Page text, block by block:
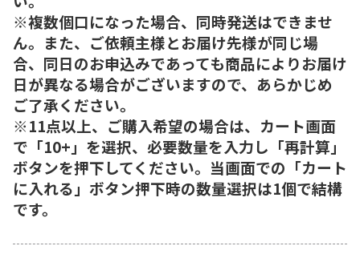
※複数個口になった場合、同時発送はできませ
ん。また、ご依頼主様とお届け先様が同じ場
合、同日のお申込みであっても商品によりお届け
日が異なる場合がございますので、あらかじめ
ご了承ください。
※11点以上、ご購入希望の場合は、カート画面
で「10+」を選択、必要数量を入力し「再計算」
ボタンを押下してください。当画面での「カート
に入れる」ボタン押下時の数量選択は1個で結構
です。